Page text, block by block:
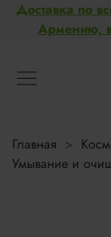
Доставка по
Армению,
Главная
Умывание и